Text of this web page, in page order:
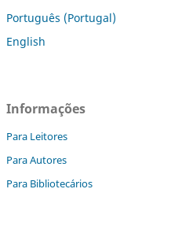
Português (Portugal)
English
Informações
Para Leitores
Para Autores
Para Bibliotecários